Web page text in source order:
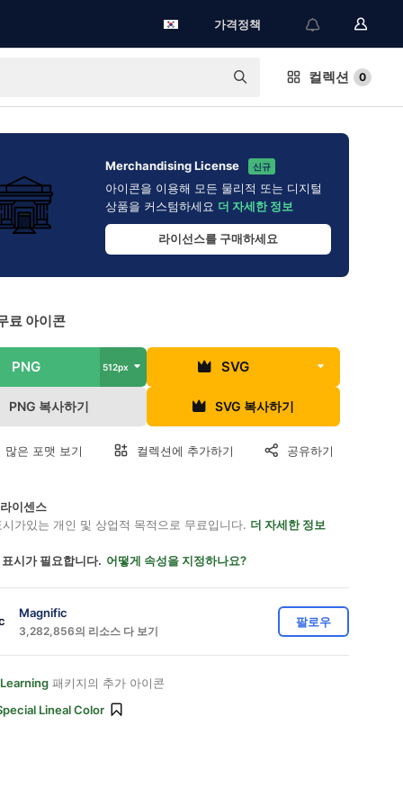
가격정책
컬렉션 0
Merchandising License 신규
아이콘을 이용해 모든 물리적 또는 디지털
상품을 커스텀하세요 더 자세한 정보
라이선스를 구매하세요
료 아이콘
PNG 512px SVG
PNG 복사하기 SVG 복사하기
많은 포맷 보기 컬렉션에 추가하기 공유하기
이센스
가있는 개인 및 상업적 목적으로 무료입니다. 더 자세한 정보
시가 필요합니다. 어떻게 속성을 지정하나요?
Magnific
3,282,856의 리소스 다 보기
팔로우
패키지의 추가 아이콘
Lineal Color